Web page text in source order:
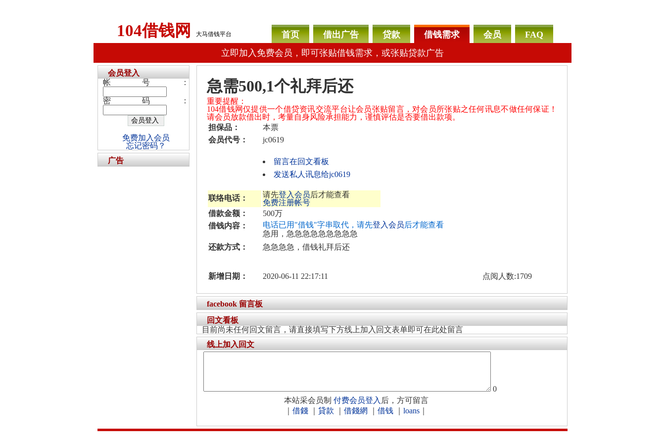
104借钱网 大马借钱平台 首页 借出广告 贷款 借钱需求 会员
FAQ
立即加入免费会员，即可张贴借钱需求，或张贴贷款广告
急需500,1个礼拜后还
重要提醒：
104借钱网仅提供一个借贷资讯交流平台让会员张贴留言，对会员所张贴之任何讯息不做任何保证！
请会员放款借出时，考量自身风险承担能力，谨慎评估是否要借出款项。
担保品：
本票
会员代号：
jc0619
留言在回文看板
发送私人讯息给jc0619
联络电话： 请先登入会员后才能查看
免费注册帐号
借款金额：
500万
借钱内容：
电话已用"借钱"字串取代，请先登入会员后才能查看
急用，急急急急急急急急急
还款方式：
急急急急，借钱礼拜后还
新增日期： 2020-06-11 22:17:11 点阅人数:1709
facebook 留言板
回文看板
目前尚未任何回文留言，请直接填写下方线上加入回文表单即可在此处留言
线上加入回文
0
本站采会员制 付费会员登入 后，方可留言
借錢 貸款 借錢網 借钱 loans
会员登入
帐号：
密码：
免费加入会员
忘记密码？
广告